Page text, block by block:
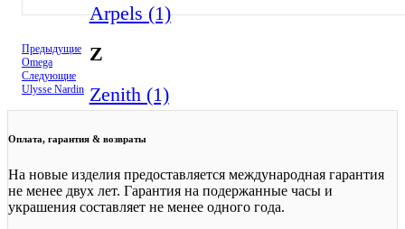
Arpels (1)
Z
Zenith (1)
Предыдущие
Omega
Следующие
Ulysse Nardin
Оплата, гарантия & возвраты
На новые изделия предоставляется международная гарантия
не менее двух лет. Гарантия на подержанные часы и
украшения составляет не менее одного года.